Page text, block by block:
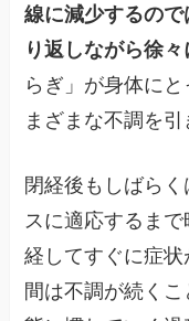
線に減少するの
り返しながら徐
らぎ」が身体に
まざまな不調を引
閉経後もしばら
スに適応するま
経してすぐに症
間は不調が続く